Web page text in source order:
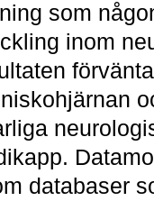
som
inom
databaser